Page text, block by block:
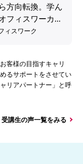
方向転換。学ん
フィスワーカー
ィスワーク
客様の目指すキャリ
るサポートをさせてい
リアパートナー」と呼
受講生の声一覧をみる